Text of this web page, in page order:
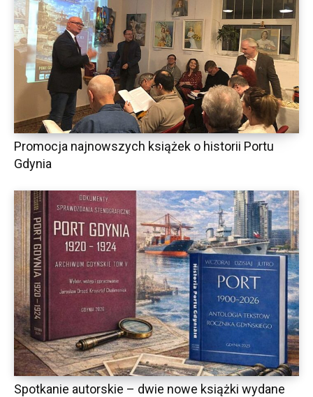
Promocja najnowszych książek o historii Portu
Gdynia
Spotkanie autorskie – dwie nowe książki wydane